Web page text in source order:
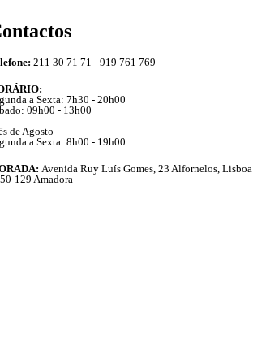
211 30 71 71 - 919 761 769
a Sexta: 7h30 - 20h00
09h00 - 13h00
de Agosto
a Sexta: 8h00 - 19h00
Avenida Ruy Luís Gomes, 23 Alfornelos, Lisboa
129 Amadora